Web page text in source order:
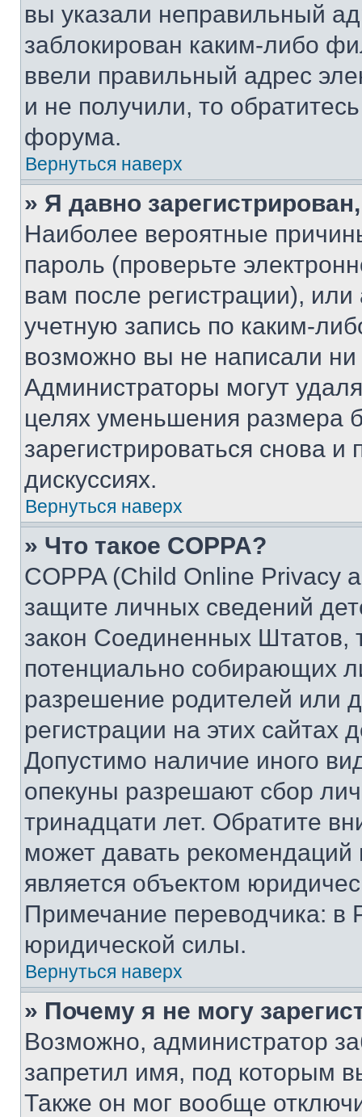
вы указали неправильный
заблокирован каким-либо
ввели правильный адрес
и не получили, то
форума.
Вернуться наверх
» Я давно
Наиболее вероятные
пароль (проверьте
вам после регистрации),
учетную запись по каким-
возможно вы не написали
Администраторы могут
целях уменьшения размера
зарегистрироваться снова и
дискуссиях.
Вернуться наверх
» Что такое COPPA?
COPPA (Child Online Privacy
защите личных сведений
закон Соединенных Штатов,
потенциально собирающих
разрешение родителей или
регистрации на этих сайтах
Допустимо наличие иного
опекуны разрешают сбор
тринадцати лет. Обратите
может давать
является объектом
Примечание переводчика: в
юридической силы.
Вернуться наверх
» Почему я не могу
Возможно, администратор
запретил имя, под которым
Также он мог вообще